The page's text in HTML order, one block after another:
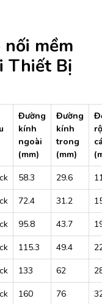
nối mềm
Thiết Bị
Đường
kính
ngoài
(mm)
Đường
kính
trong
(mm)
58.3 29.6
72.4 31.2
95.8 43.7
115.3 49.4
133 62
160 76